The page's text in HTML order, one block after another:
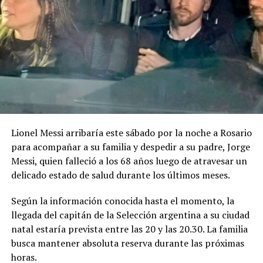
será el castellano, aunque las bases permiten incorporar
lenguas originarias de manera complementaria.
Uno de los puntos particulares del concurso es que las
bases contemplan expresamente el uso de inteligencia
artificial generativa. Sin embargo, las herramientas
podrán utilizarse solamente como apoyo auxiliar en
determinados procesos.
La IA podrá intervenir en la edición, mezcla o
masterización del audio, en tareas técnicas de
producción y en la generación de acompañamientos
instrumentales utilizados como maquetación. En todos
la estructura de la canción deberán ser de creación
íntegramente humana.
No estará permitido utilizar inteligencia artificial para
generar total o sustancialmente la letra o la
Lionel Messi arribaría este sábado por la noche a Rosario
para acompañar a su familia y despedir a su padre, Jorge
Messi, quien falleció a los 68 años luego de atravesar un
delicado estado de salud durante los últimos meses.
Según la información conocida hasta el momento, la
llegada del capitán de la Selección argentina a su ciudad
natal estaría prevista entre las 20 y las 20.30. La familia
busca mantener absoluta reserva durante las próximas
horas.